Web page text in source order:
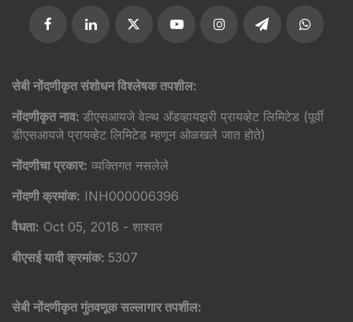
सेबी नोंदणीकृत संशोधन विश्लेषक तपशील:
नोंदणीकृत नाव: डीएसआयजे वेल्थ अ‍ॅडव्हायझरी प्रायव्हेट लिमिटेड (पूर्वी
डीएसआयजे प्रायव्हेट लिमिटेड म्हणून ओळखले जात होते)
नोंदणीचा प्रकार: व्यक्तिगत नसलेले
नोंदणी क्रमांक: INH000006396
वैधता: Oct 05, 2018 - शाश्वत
बीएसई यादी क्रमांक: 5307
सेबी नोंदणीकृत गुंतवणूक सल्लागार तपशील: